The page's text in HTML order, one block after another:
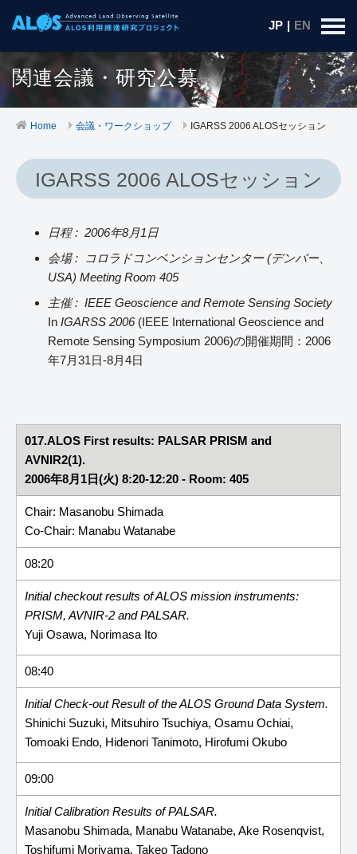
JP | EN
関連会議・研究公募
Home 会議・ワークショップ IGARSS 2006 ALOSセッション
IGARSS 2006 ALOSセッション
日程 : 2006年8月1日
会場 : コロラドコンベンションセンター (デンバー、
USA) Meeting Room 405
主催 : IEEE Geoscience and Remote Sensing Society
In IGARSS 2006(IEEE International Geoscience and
Remote Sensing Symposium 2006)の開催期間：2006
年7月31日-8月4日
017.ALOS First results: PALSAR PRISM and
AVNIR2(1).
2006年8月1日(火) 8:20-12:20 - Room: 405
Chair: Masanobu Shimada
Co-Chair: Manabu Watanabe
08:20
Initial checkout results of ALOS mission instruments:
PRISM, AVNIR-2 and PALSAR.
Yuji Osawa, Norimasa Ito
08:40
Initial Check-out Result of the ALOS Ground Data System.
Shinichi Suzuki, Mitsuhiro Tsuchiya, Osamu Ochiai,
Tomoaki Endo, Hidenori Tanimoto, Hirofumi Okubo
09:00
Initial Calibration Results of PALSAR.
Masanobu Shimada, Manabu Watanabe, Ake Rosenqvist,
Toshifumi Moriyama, Takeo Tadono